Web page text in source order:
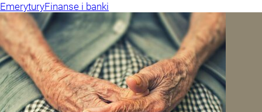
EmeryturyFinanse i banki